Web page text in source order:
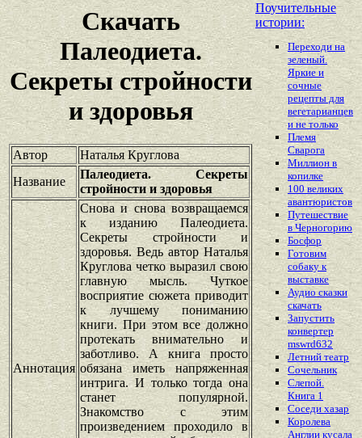
Скачать
Палеодиета.
Секреты стройности
и здоровья
Автор
Наталья Круглова
Название
Палеодиета. Секреты
стройности и здоровья
Аннотация
Снова и снова возвращаемся
к изданию Палеодиета.
Секреты стройности и
здоровья. Ведь автор Наталья
Круглова четко выразил свою
главную мысль. Чуткое
восприятие сюжета приводит
к лучшему пониманию
книги. При этом все должно
протекать внимательно и
заботливо. А книга просто
обязана иметь напряженная
интрига. И только тогда она
станет популярной.
Знакомство с этим
произведением проходило в
Поучительные
истории:
Переходи на
зеленый.
Яркие и
сочные
рецепты для
вегетарианцев
и не только
Племя
Сварога
Миллион в
копилке
100 великих
авантюристов
Путешествие
в Черногорию
Босфор
Готовим
собаку к
выставке
Аудио сказки
скачать
Запустить
конвертер
mswrd632
Летний театр
Сочельник
Слепой.
Книга 1
Соседи хазар
Королева
Англии кусала